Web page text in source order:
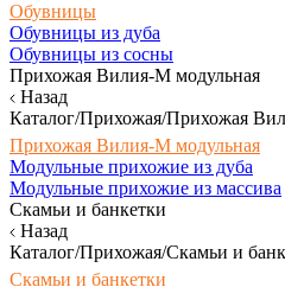
Обувницы
Обувницы из дуба
Обувницы из сосны
Прихожая Вилия-М модульная
Назад
Каталог/Прихожая/Прихожая
Прихожая Вилия-М модульная
Модульные прихожие из дуба
Модульные прихожие из массива
Скамьи и банкетки
Назад
Каталог/Прихожая/Скамьи и
Скамьи и банкетки